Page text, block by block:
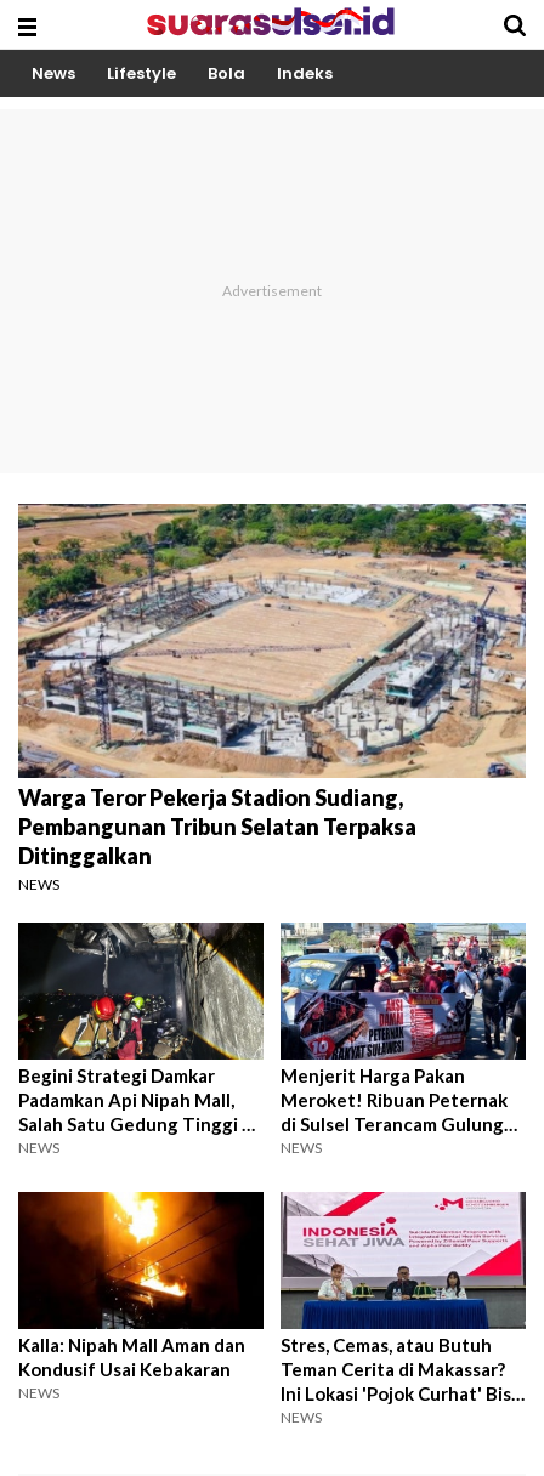
News Lifestyle Bola Indeks
Warga Teror Pekerja Stadion Sudiang,
Pembangunan Tribun Selatan Terpaksa
Ditinggalkan
NEWS
Begini Strategi Damkar
Padamkan Api Nipah Mall,
Salah Satu Gedung Tinggi di
Makassar
NEWS
Menjerit Harga Pakan
Meroket! Ribuan Peternak
di Sulsel Terancam Gulung
Tikar
NEWS
Kalla: Nipah Mall Aman dan
Kondusif Usai Kebakaran
NEWS
Stres, Cemas, atau Butuh
Teman Cerita di Makassar?
Ini Lokasi 'Pojok Curhat' Bisa
Anda Kunjungi
NEWS